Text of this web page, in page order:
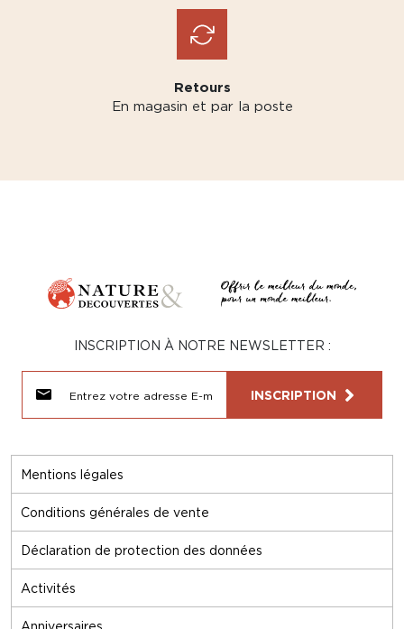
Retours
En magasin et par la poste
Mentions légales
Conditions générales de vente
Déclaration de protection des données
Activités
Anniversaires
INSCRIPTION À NOTRE NEWSLETTER :
INSCRIPTION